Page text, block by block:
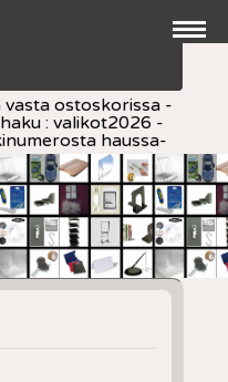
ostoskorissa -
: valikot2026 -
haussa-